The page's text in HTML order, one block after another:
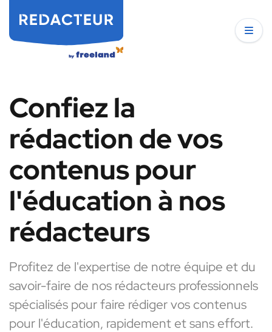
Confiez la
rédaction de vos
contenus pour
l'éducation à nos
rédacteurs
Profitez de l'expertise de notre équipe et du
savoir-faire de nos rédacteurs professionnels
spécialisés pour faire rédiger vos contenus
pour l'éducation, rapidement et sans effort.